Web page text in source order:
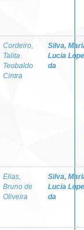
Cordeiro,
Talita
Teobaldo
Cintra
Silva,
Lucia
da
Elias,
Bruno de
Oliveira
Silva,
Lucia
da